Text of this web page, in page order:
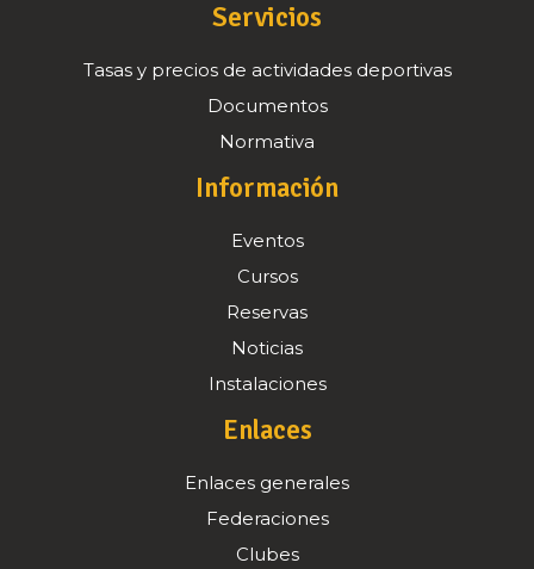
Servicios
Tasas y precios de actividades deportivas
Documentos
Normativa
Información
Eventos
Cursos
Reservas
Noticias
Instalaciones
Enlaces
Enlaces generales
Federaciones
Clubes